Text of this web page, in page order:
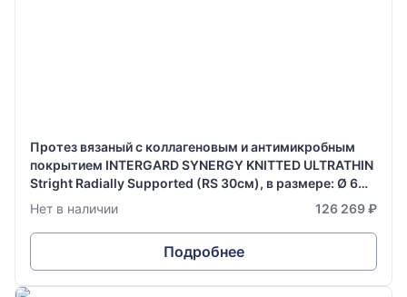
Протез вязаный с коллагеновым и антимикробным
покрытием INTERGARD SYNERGY KNITTED ULTRATHIN
Stright Radially Supported (RS 30см), в размере: Ø 6
мм х 70 см
Нет в наличии 126 269 ₽
Подробнее